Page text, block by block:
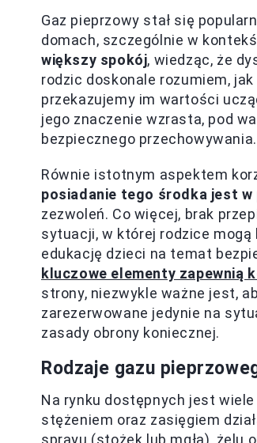
Gaz pieprzowy stał się
domach, szczególnie w
większy spokój, wiedząc, że
rodzic doskonale rozumiem,
przekazujemy im wartości
jego znaczenie wzrasta, pod
bezpiecznego przechowywania.
Równie istotnym aspektem
posiadanie tego środka jest w
zezwoleń. Co więcej, brak
sytuacji, w której rodzice
edukację dzieci na temat
kluczowe elementy
strony, niezwykle ważne jest,
zarezerwowane jedynie na
zasady obrony koniecznej.
Rodzaje gazu
Na rynku dostępnych jest
stężeniem oraz zasięgiem
sprayu (stożek lub mgła), żelu